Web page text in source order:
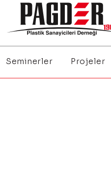
Seminerler Projeler